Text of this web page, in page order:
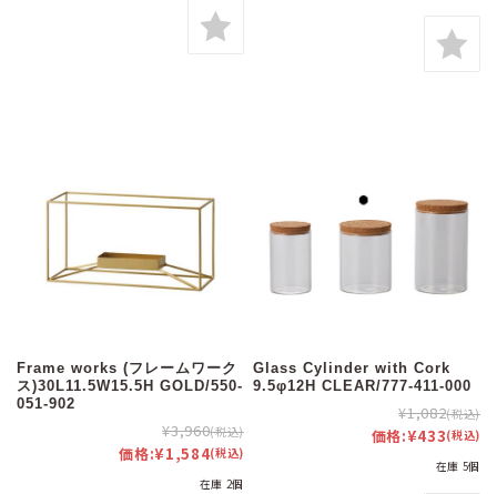
Frame works (フレームワーク
ス)30L11.5W15.5H GOLD/550-
051-902
¥3,960(税込)
価格:¥1,584(税込)
在庫 2個
Glass Cylinder with Cork
9.5φ12H CLEAR/777-411-000
¥1,082(税込)
価格:¥433(税込)
在庫 5個